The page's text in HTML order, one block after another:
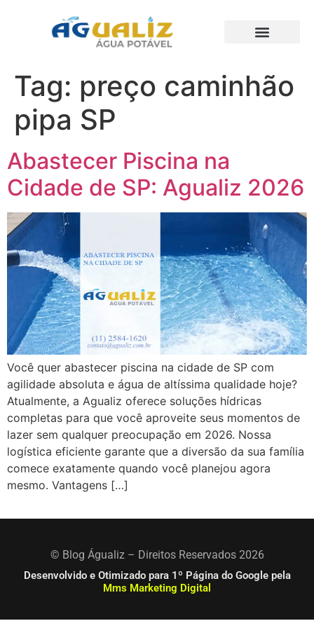
Tag: preço caminhão
pipa SP
Abastecer Piscina na
Cidade de SP: Agualiz 2026
Você quer abastecer piscina na cidade de SP com
agilidade absoluta e água de altíssima qualidade hoje?
Atualmente, a Agualiz oferece soluções hídricas
completas para que você aproveite seus momentos de
lazer sem qualquer preocupação em 2026. Nossa
logística eficiente garante que a diversão da sua família
comece exatamente quando você planejou agora
mesmo. Vantagens […]
© Blog Águaliz – Direitos Reservados 2026
Desenvolvido e Otimizado para 1º Página do Google pela
Mms Marketing Digital